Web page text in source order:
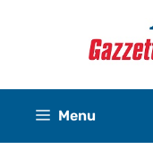
Menu